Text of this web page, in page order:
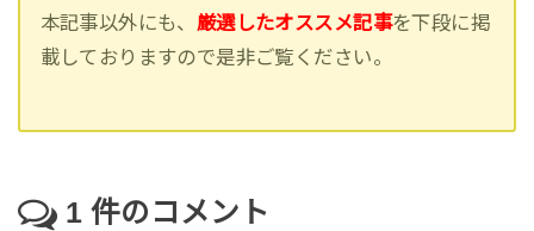
本記事以外にも、 厳選したオススメ記事を下段に掲
載しておりますので是非ご覧ください。
1件のコメント